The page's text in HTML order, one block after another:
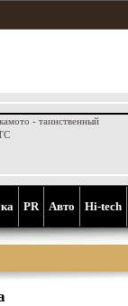
- таинственный
PR Aвто Hi-tech